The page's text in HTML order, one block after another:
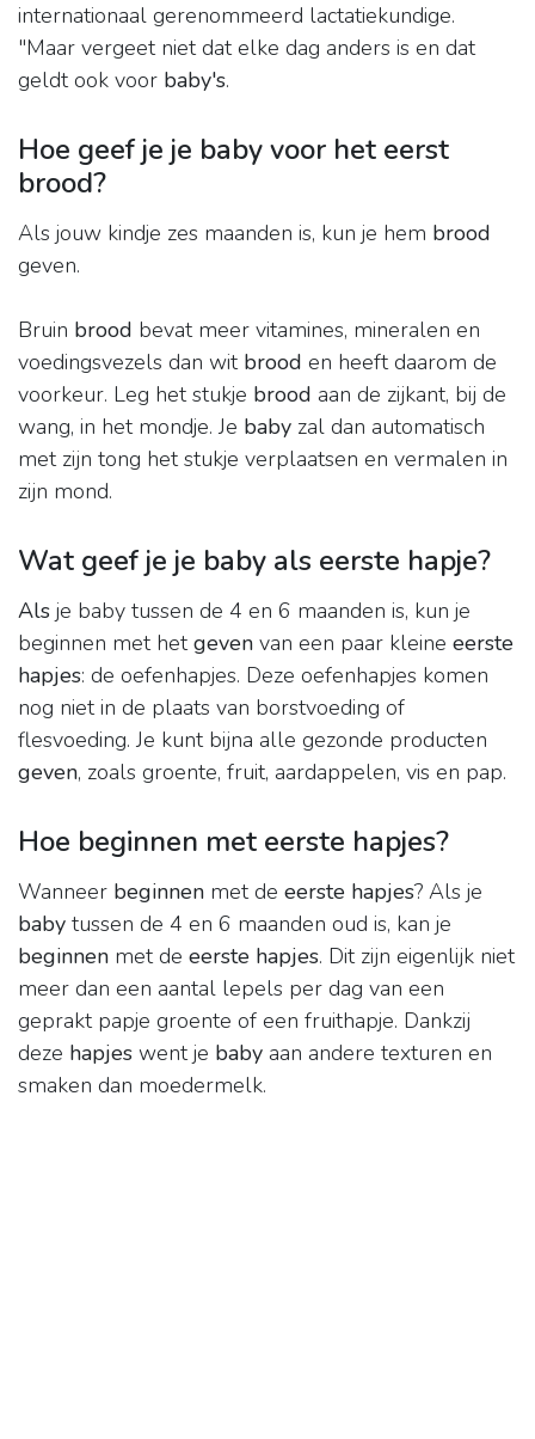
internationaal gerenommeerd lactatiekundige.
"Maar vergeet niet dat elke dag anders is en dat
geldt ook voor baby's.
Hoe geef je je baby voor het eerst
brood?
Als jouw kindje zes maanden is, kun je hem brood
geven.
Bruin brood bevat meer vitamines, mineralen en
voedingsvezels dan wit brood en heeft daarom de
voorkeur. Leg het stukje brood aan de zijkant, bij de
wang, in het mondje. Je baby zal dan automatisch
met zijn tong het stukje verplaatsen en vermalen in
zijn mond.
Wat geef je je baby als eerste hapje?
Als je baby tussen de 4 en 6 maanden is, kun je
beginnen met hetgeven van een paar kleine eerste
hapjes: de oefenhapjes. Deze oefenhapjes komen
nog niet in de plaats van borstvoeding of
flesvoeding. Je kunt bijna alle gezonde producten
geven, zoals groente, fruit, aardappelen, vis en pap.
Hoe beginnen met eerste hapjes?
Wanneer beginnen met de eerste hapjes? Als je
baby tussen de 4 en 6 maanden oud is, kan je
beginnen met de eerste hapjes. Dit zijn eigenlijk niet
meer dan een aantal lepels per dag van een
geprakt papje groente of een fruithapje. Dankzij
deze hapjes went je baby aan andere texturen en
smaken dan moedermelk.